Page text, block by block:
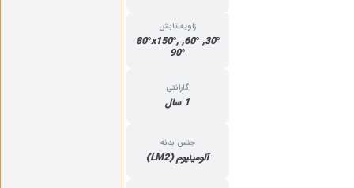
زاویه تابش
30°, 60°, 80°x150°,
90°
گارانتی
جنس بدنه
آلومینیوم (LM2)